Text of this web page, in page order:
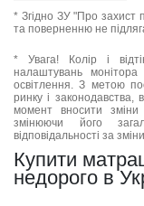
* Згідно ЗУ "Про захист
та поверненню не
* Увага! Колір і
налаштувань монітора
освітлення. З метою
ринку і
момент вносити
змінюючи його
відповідальності за
Купити
недорого в